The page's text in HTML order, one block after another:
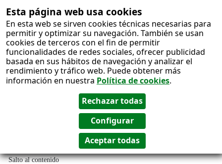
Esta página web usa cookies
En esta web se sirven cookies técnicas necesarias para
permitir y optimizar su navegación. También se usan
cookies de terceros con el fin de permitir
funcionalidades de redes sociales, ofrecer publicidad
basada en sus hábitos de navegación y analizar el
rendimiento y tráfico web. Puede obtener más
información en nuestra Política de cookies.
Salto al contenido